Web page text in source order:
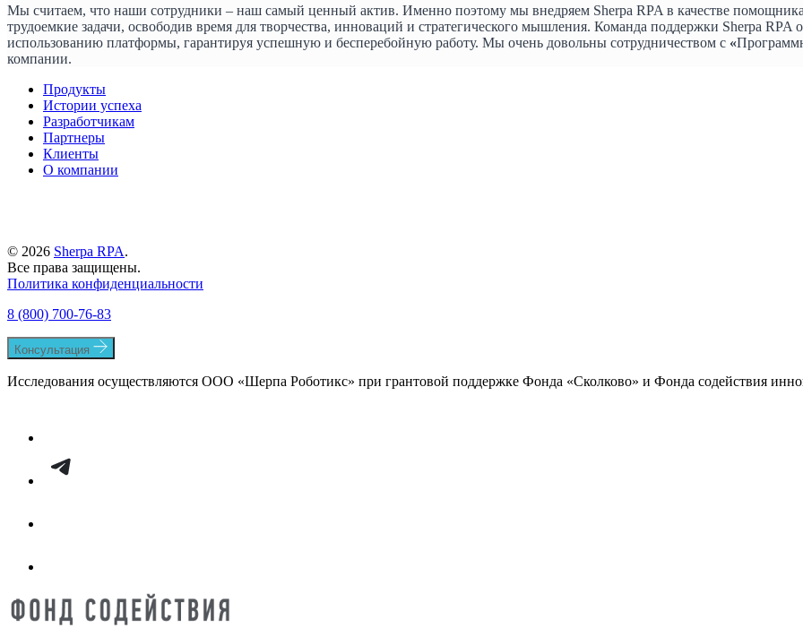
Мы считаем, что наши сотрудники – наш самый ценный актив. Именно поэтому мы внедряем Sherpa RPA в качестве
трудоемкие задачи, освободив время для творчества, инноваций и стратегического мышления. Команда поддержки Sherpa
использованию платформы, гарантируя успешную и бесперебойную работу. Мы очень довольны сотрудничеством с «
компании.
Продукты
Истории успеха
Разработчикам
Партнеры
Клиенты
О компании
© 2026 Sherpa RPA.
Все права защищены.
Политика конфиденциальности
8 (800) 700-76-83
Консультация
Исследования осуществляются ООО «Шерпа Роботикс» при грантовой поддержке Фонда «Сколково» и Фонда содействия